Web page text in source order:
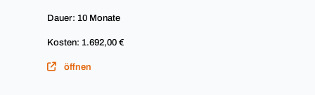
Dauer: 10 Monate
Kosten: 1.692,00 €
öffnen